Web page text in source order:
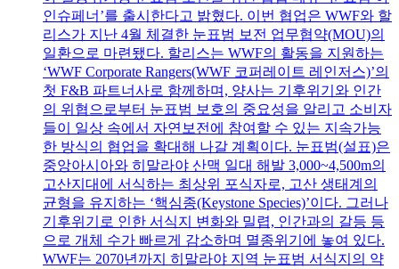
인슈페너’를 출시한다고 밝혔다. 이번 협업은 WWF와 할
리스가 지난 4월 체결한 눈표범 보전 업무협약(MOU)의
일환으로 마련됐다. 할리스는 WWF의 활동을 지원하는
‘WWF Corporate Rangers(WWF 코퍼레이트 레인저스)’의
첫 F&B 파트너사로 함께하며, 양사는 기후위기와 인간
의 위협으로부터 눈표범 보호의 중요성을 알리고 소비자
들이 일상 속에서 자연보전에 참여할 수 있는 지속가능
한 방식의 협업을 확대해 나갈 계획이다. 눈표범(설표)은
중앙아시아와 히말라야 산맥 일대 해발 3,000~4,500m의
고산지대에 서식하는 최상위 포식자로, 고산 생태계의
균형을 유지하는 ‘핵심종(Keystone Species)’이다. 그러나
기후위기로 인한 서식지 변화와 밀렵, 인간과의 갈등 등
으로 개체 수가 빠르게 감소하며 멸종위기에 놓여 있다.
WWF는 2070년까지 히말라야 지역 눈표범 서식지의 약